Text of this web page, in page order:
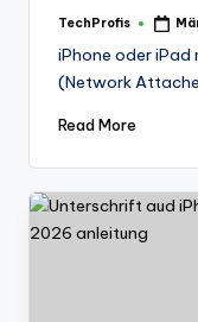
Posted
TechProfis
iPhone oder iPad
(Network
Read More